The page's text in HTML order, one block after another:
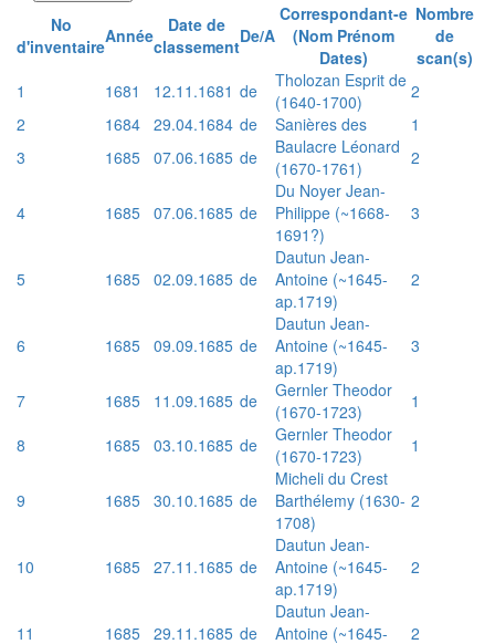
No
d'inventaireAnnée
Date de
classementDe/A
Correspondant-e
(Nom Prénom
Dates)
Nombre
de
scan(s)
1
1681 12.11.1681 de
Tholozan Esprit de
(1640-1700)
2
2
1684 29.04.1684 de Sanières des
1
3
1685 07.06.1685 de
Baulacre Léonard
(1670-1761)
2
4 1685 07.06.1685 de
Du Noyer Jean-
Philippe (~1668-
1691?)
3
5 1685 02.09.1685 de
Dautun Jean-
Antoine (~1645-
ap.1719)
2
6 1685 09.09.1685 de
Dautun Jean-
Antoine (~1645-
ap.1719)
3
7 1685 11.09.1685 de
Gernler Theodor
(1670-1723)
1
8
1685 03.10.1685 de
Gernler Theodor
(1670-1723)
1
9 1685 30.10.1685 de
Micheli du Crest
Barthélemy (1630-
1708)
2
10 1685 27.11.1685 de
Dautun Jean-
Antoine (~1645-
ap.1719)
2
11 1685 29.11.1685 de
Dautun Jean-
Antoine (~1645-
2